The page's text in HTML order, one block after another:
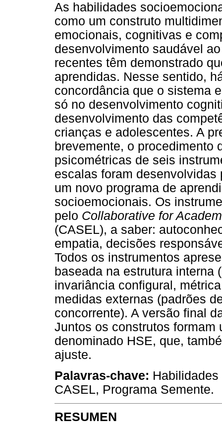
As habilidades
como um construto
emocionais, cognitivas e
desenvolvimento saudável
recentes têm demonstrado
aprendidas. Nesse sentido,
concordância que o sistema
só no desenvolvimento
desenvolvimento das
crianças e adolescentes. A
brevemente, o procedimento
psicométricas de seis
escalas foram desenvolvidas
um novo programa de
socioemocionais. Os
pelo Collaborative for
(CASEL), a saber:
empatia, decisões
Todos os instrumentos
baseada na estrutura interna
invariância configural,
medidas externas (padrões
concorrente). A versão final
Juntos os construtos formam
denominado HSE, que,
ajuste.
Palavras-chave:
CASEL, Programa Semente.
RESUMEN